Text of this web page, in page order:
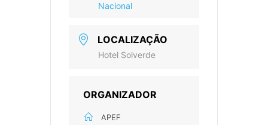
Nacional
LOCALIZAÇÃO
Hotel Solverde
ORGANIZADOR
APEF